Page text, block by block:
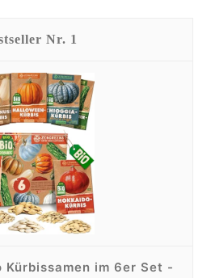
1
Kürbissamen im 6er Set -